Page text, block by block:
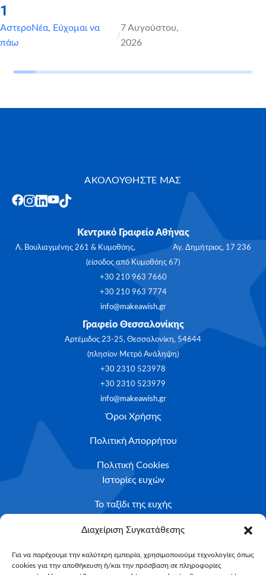
Διαχείριση Συγκατάθεσης
Για να παρέχουμε την καλύτερη εμπειρία, χρησιμοποιούμε τεχνολογίες όπως
cookies για την αποθήκευση ή/και την πρόσβαση σε πληροφορίες
1
ΑστεροΝέα, Εύχομαι να
πάω
/
7 Αυγούστου,
2026
ΑΚΟΛΟΥΘΗΣΤΕ ΜΑΣ
Κεντρικό Γραφείο Αθήνας
Λ. Βουλιαγμένης 261 & Κυμοθόης, Αγ. Δημήτριος, 17 236
(είσοδος από Κυμοθόης 67)
+30 210 963 7660
+30 210 963 7774
info@makeawish.gr
Γραφείο Θεσσαλονίκης
Αρτέμιδος 23-25, Θεσσαλονίκη, 54644
(πλησίον Μετρό Ανάληψη)
+30 2310 523978
+30 2310 523979
info@makeawish.gr
Όροι Χρήσης
Πολιτική Απορρήτου
Πολιτική Cookies
Ιστορίες ευχών
Το ταξίδι της ευχής
Κριτήρια Καταλληλότητας
Υποβολή Αιτήματος
NEWSLETTER